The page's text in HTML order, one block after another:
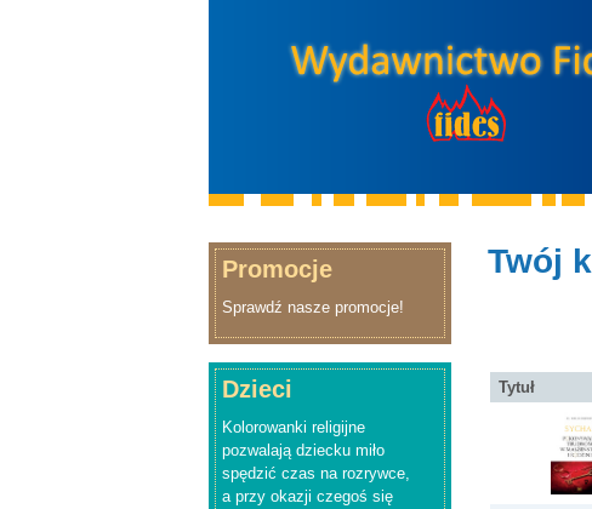
Promocje
Sprawdź nasze promocje!
Dzieci
Kolorowanki religijne
pozwalają dziecku miło
spędzić czas na rozrywce,
a przy okazji czegoś się
Twój
Tytuł